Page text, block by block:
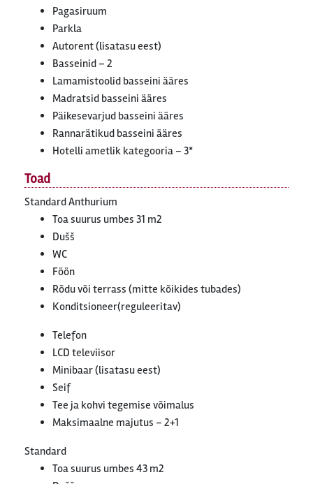
Pagasiruum
Parkla
Autorent (lisatasu eest)
Basseinid – 2
Lamamistoolid basseini ääres
Madratsid basseini ääres
Päikesevarjud basseini ääres
Rannarätikud basseini ääres
Hotelli ametlik kategooria – 3*
Toad
Standard Anthurium
Toa suurus umbes 31 m2
Dušš
WC
Föön
Rõdu või terrass (mitte kõikides tubades)
Konditsioneer(reguleeritav)
Telefon
LCD televiisor
Minibaar (lisatasu eest)
Seif
Tee ja kohvi tegemise võimalus
Maksimaalne majutus – 2+1
Standard
Toa suurus umbes 43 m2